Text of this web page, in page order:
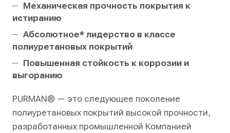
Механическая прочность покрытия к
истиранию
Абсолютное* лидерство в классе
полиуретановых покрытий
Повышенная стойкость к коррозии и
выгоранию
PURMAN® — это следующее поколение
полиуретановых покрытий высокой прочности,
разработанных промышленной Компанией